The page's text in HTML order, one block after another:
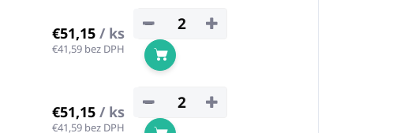
€51,15 / ks
€41,59 bez DPH
+
−
Do košíka
€51,15 / ks
€41,59 bez DPH
+
−